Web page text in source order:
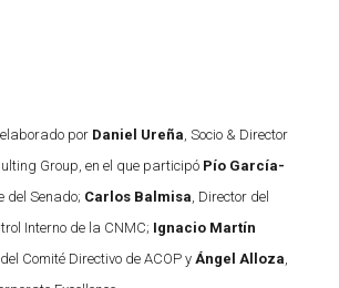
por Daniel Ureña , Socio & Director
Group, en el que participó Pío García-
del Senado; Carlos Balmisa , Director del
Interno de la CNMC; Ignacio Martín
del Comité Directivo de ACOP y Ángel Alloza